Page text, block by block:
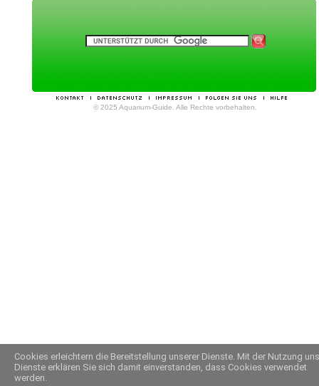
© 2025 Aquarium-Guide. Alle Rechte vorbehalten.
Cookies erleichtern die Bereitstellung unserer Dienste. Mit der Nutzung
Dienste erklären Sie sich damit einverstanden, dass Cookies verwendet
werden.